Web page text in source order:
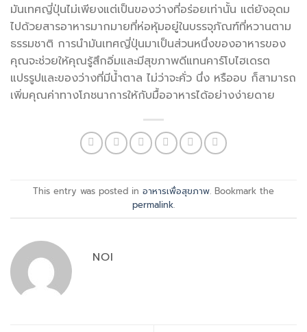
มันเทศญี่ปุ่นไม่เพียงแต่เป็นของว่างที่อร่อยเท่านั้น แต่ยังอุดม
ไปด้วยสารอาหารมากมายที่ห่อหุ้มอยู่ในบรรจุภัณฑ์ที่หวานตาม
ธรรมชาติ การนำมันเทศญี่ปุ่นมาเป็นส่วนหนึ่งของอาหารของ
คุณจะช่วยให้คุณรู้สึกอิ่มและมีสุขภาพดีแทนคาร์โบไฮเดรต
แปรรูปและของว่างที่มีน้ำตาล ไม่ว่าจะคั่ว นึ่ง หรืออบ ก็สามารถ
เพิ่มคุณค่าทางโภชนาการให้กับมื้ออาหารได้อย่างง่ายดาย
This entry was posted in อาหารเพื่อสุขภาพ. Bookmark the
permalink.
NOI